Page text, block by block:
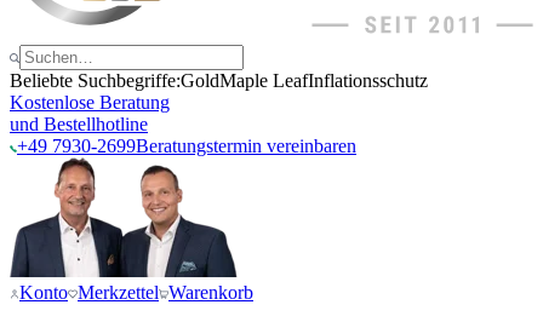
Beliebte Suchbegriffe:GoldMaple LeafInflationsschutz
Kostenlose Beratung
und Bestellhotline
+49 7930-2699Beratungstermin vereinbaren
Konto Merkzettel Warenkorb